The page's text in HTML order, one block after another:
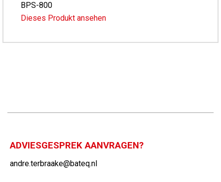
BPS-800
Dieses Produkt ansehen
ADVIESGESPREK AANVRAGEN?
andre.terbraake@bateq.nl